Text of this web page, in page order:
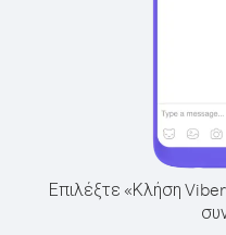
Επιλέξτε «Κλήση